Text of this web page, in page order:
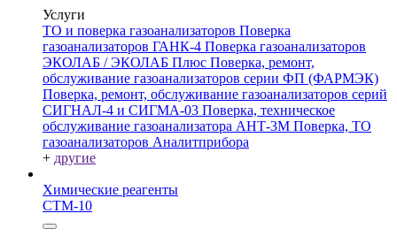
Услуги
ТО и поверка газоанализаторов Поверка
газоанализаторов ГАНК-4 Поверка газоанализаторов
ЭКОЛАБ / ЭКОЛАБ Плюс Поверка, ремонт,
обслуживание газоанализаторов серии ФП (ФАРМЭК)
Поверка, ремонт, обслуживание газоанализаторов серий
СИГНАЛ-4 и СИГМА-03 Поверка, техническое
обслуживание газоанализатора АНТ-3М Поверка, ТО
газоанализаторов Аналитприбора
+ другие
Химические реагенты
СТМ-10